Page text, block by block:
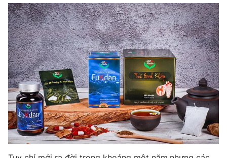
Tư vấn
Chuyên mục khác
Emagazine Podcast
Photo Infographic
Video Shorts video
VTV Money VTV Thể thao